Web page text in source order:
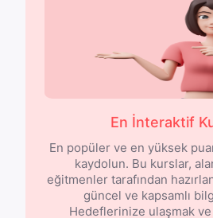
En İnteraktif
En popüler ve en yüksek
kaydolun. Bu kurslar,
eğitmenler tarafından
güncel ve kapsamlı
Hedeflerinize ulaşmak